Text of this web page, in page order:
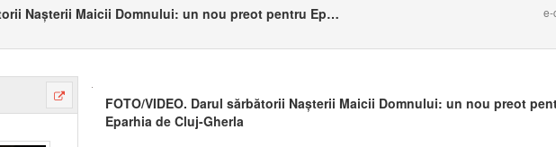
FOTO/VIDEO. Darul sărbătorii Nașterii Maicii Domnului: un nou preot pentru Eparhia de Cluj-Gherla e-
FOTO/VIDEO. Darul sărbătorii Nașterii Maicii Domnului: un nou preot
Eparhia de Cluj-Gherla